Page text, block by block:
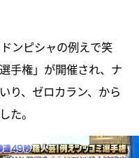
ンピシャの例えで笑
手権」が開催され、ナ
り、ゼロカラン、から
た。